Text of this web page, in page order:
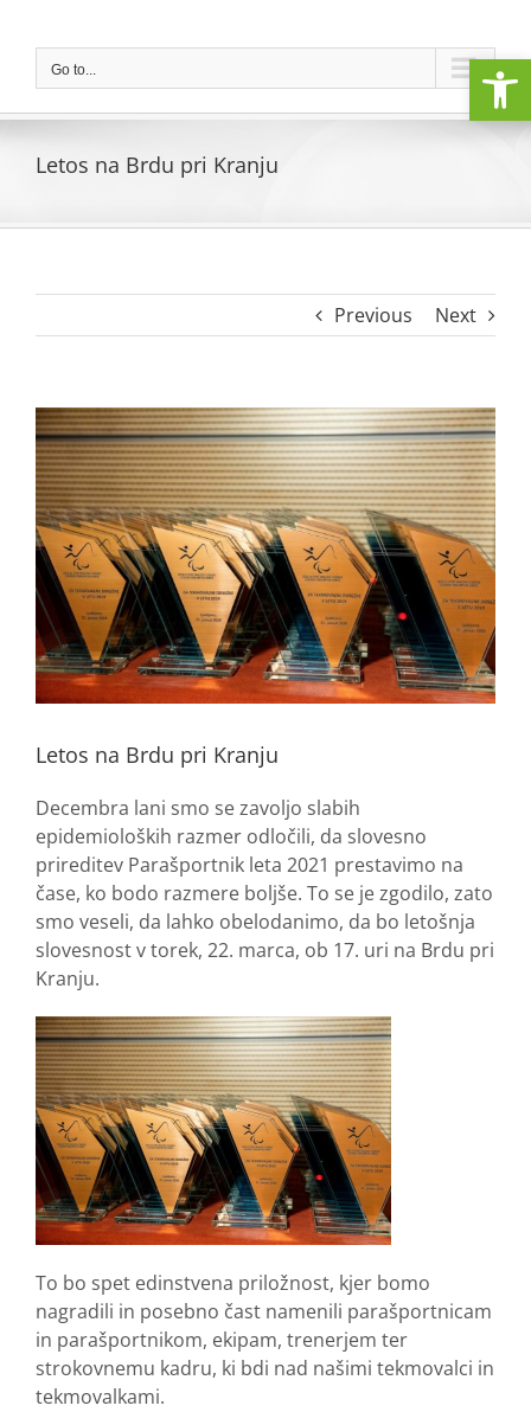
contentGo to...
Letos na Brdu pri Kranju
Previous Next
View
Larger
Image
Letos na Brdu pri Kranju
Decembra lani smo se zavoljo slabih
epidemioloških razmer odločili, da slovesno
prireditev Parašportnik leta 2021 prestavimo na
čase, ko bodo razmere boljše. To se je zgodilo, zato
smo veseli, da lahko obelodanimo, da bo letošnja
slovesnost v torek, 22. marca, ob 17. uri na Brdu pri
Kranju.
To bo spet edinstvena priložnost, kjer bomo
nagradili in posebno čast namenili parašportnicam
in parašportnikom, ekipam, trenerjem ter
strokovnemu kadru, ki bdi nad našimi tekmovalci in
tekmovalkami.